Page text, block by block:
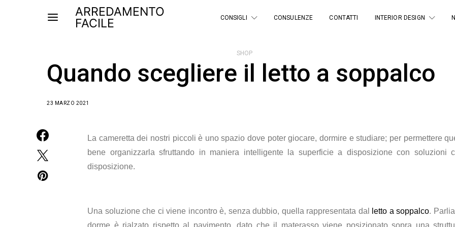
ARREDAMENTO
FACILE
CONSIGLI CONSULENZE CONTATTI INTERIOR DESIGN
SHOP
Quando scegliere il letto a soppalco
23 MARZO 2021
La cameretta dei nostri piccoli è uno spazio dove poter giocare, dormire e studiare; per permettere
bene organizzarla sfruttando in maniera intelligente la superficie a disposizione con
disposizione.
Una soluzione che ci viene incontro è, senza dubbio, quella rappresentata dal letto a soppalco.
dorme è rialzato rispetto al pavimento, dato che il materasso viene posizionato sopra una